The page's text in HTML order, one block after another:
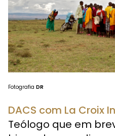
Fotografia DR
DACS com La Croix
Teólogo que em